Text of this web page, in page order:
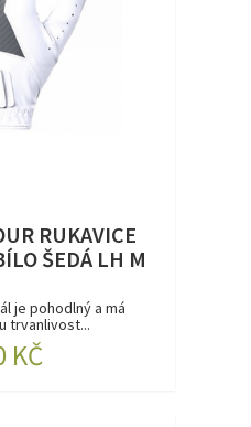
RUKAVICE
ŠEDÁ LH M
je pohodlný a má
trvanlivost...
KČ